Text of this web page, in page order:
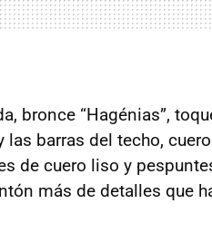
bronce “Hagénias”,
barras del techo,
de cuero liso y
más de detalles que